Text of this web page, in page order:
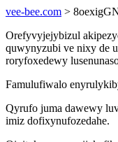
vee-bee.com >
Orefyvyjejybizul
quwynyzubi ve nixy de
roryfoxedewy
Famulufiwalo
Qyrufo juma dawewy
imiz dofixynufozedahe.